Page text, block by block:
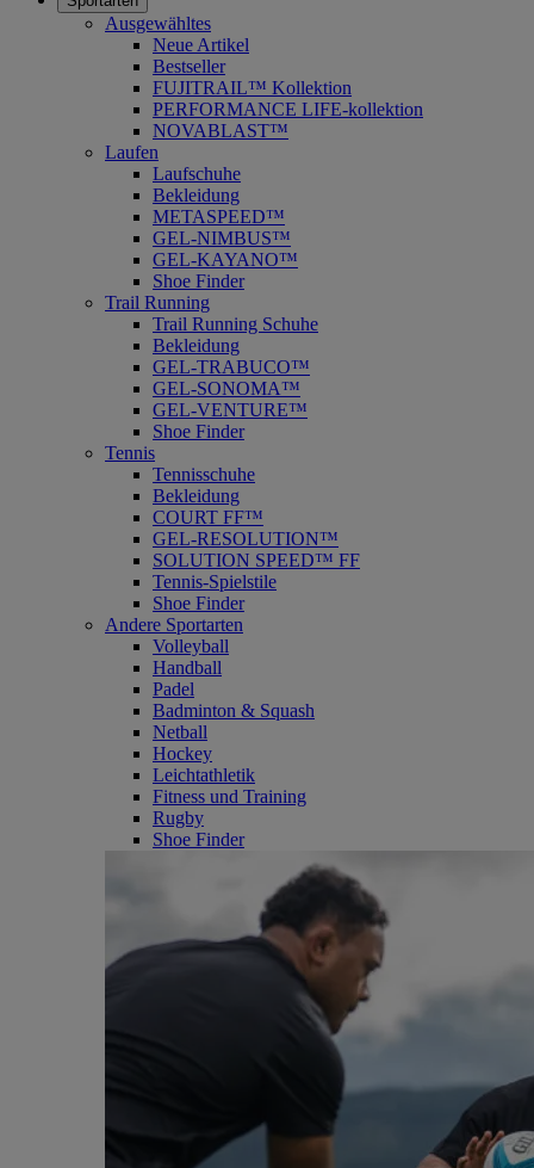
Ausgewähltes
Neue Artikel
Bestseller
FUJITRAIL™ Kollektion
PERFORMANCE LIFE-kollektion
NOVABLAST™
Laufen
Laufschuhe
Bekleidung
METASPEED™
GEL-NIMBUS™
GEL-KAYANO™
Shoe Finder
Trail Running
Trail Running Schuhe
Bekleidung
GEL-TRABUCO™
GEL-SONOMA™
GEL-VENTURE™
Shoe Finder
Tennis
Tennisschuhe
Bekleidung
COURT FF™
GEL-RESOLUTION™
SOLUTION SPEED™ FF
Tennis-Spielstile
Shoe Finder
Andere Sportarten
Volleyball
Handball
Padel
Badminton & Squash
Netball
Hockey
Leichtathletik
Fitness und Training
Rugby
Shoe Finder